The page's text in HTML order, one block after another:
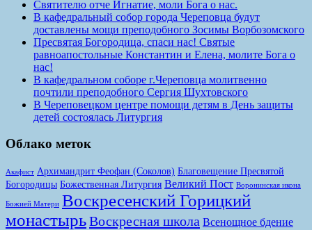
Святителю отче Игнатие, моли Бога о нас.
В кафедральный собор города Череповца будут
доставлены мощи преподобного Зосимы Ворбозомского
Пресвятая Богородица, спаси нас! Святые
равноапостольные Константин и Елена, молите Бога о
нас!
В кафедральном соборе г.Череповца молитвенно
почтили преподобного Сергия Шухтовского
В Череповецком центре помощи детям в День защиты
детей состоялась Литургия
Облако меток
Акафист Архимандрит Феофан (Соколов) Благовещение Пресвятой
Богородицы Божественная Литургия Великий Пост Воронинская икона
Божией Матери Воскресенский Горицкий
монастырьВоскресная школа Всенощное бдение